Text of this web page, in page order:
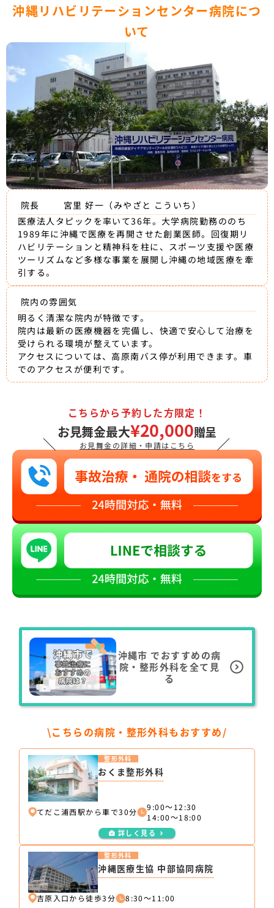
沖縄リハビリテーションセンター病院につ
いて
院長
宮里 好一（みやざと こういち）
医療法人タピックを率いて36年。大学病院勤務ののち
1989年に沖縄で医療を再開させた創業医師。回復期リ
ハビリテーションと精神科を柱に、スポーツ支援や医療
ツーリズムなど多様な事業を展開し沖縄の地域医療を牽
引する。
院内の雰囲気
明るく清潔な院内が特徴です。
院内は最新の医療機器を完備し、快適で安心して治療を
受けられる環境が整えています。
アクセスについては、高原南バス停が利用できます。車
でのアクセスが便利です。
＼
こちらから予約した方限定！
お見舞金最大¥20,000贈呈
お見舞金の詳細・申請はこちら ／
沖縄市 でおすすめの病
院・整形外科を全て見
る
\こちらの病院・整形外科もおすすめ/
おくま整形外科
整形外科
てだこ浦西駅から車で30分
9:00～12:30
14:00～18:00
詳しく見る
沖縄医療生協 中部協同病院
整形外科
吉原入口から徒歩3分 8:30～11:00